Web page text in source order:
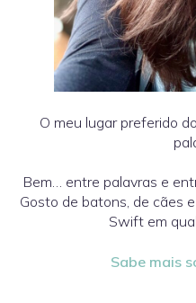
O meu lugar preferido
Bem… entre palavras e
Gosto de batons, de cães
Swift em
Sabe mais